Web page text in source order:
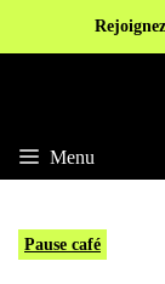
Menu
Pause café